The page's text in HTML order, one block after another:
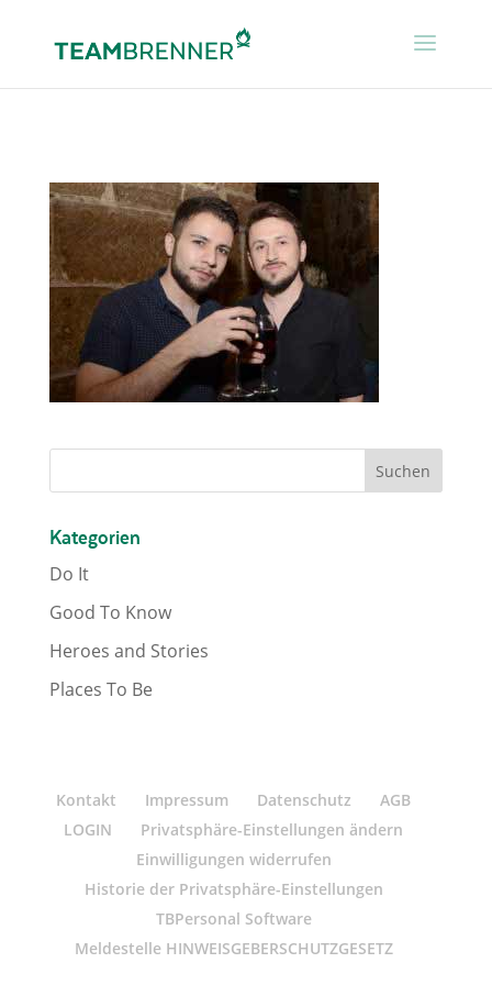
Kategorien
Do It
Good To Know
Heroes and Stories
Places To Be
Kontakt Impressum Datenschutz
AGB
LOGIN
Privatsphäre-Einstellungen ändern
Einwilligungen widerrufen
Historie der Privatsphäre-Einstellungen
TBPersonal Software
Meldestelle HINWEISGEBERSCHUTZGESETZ